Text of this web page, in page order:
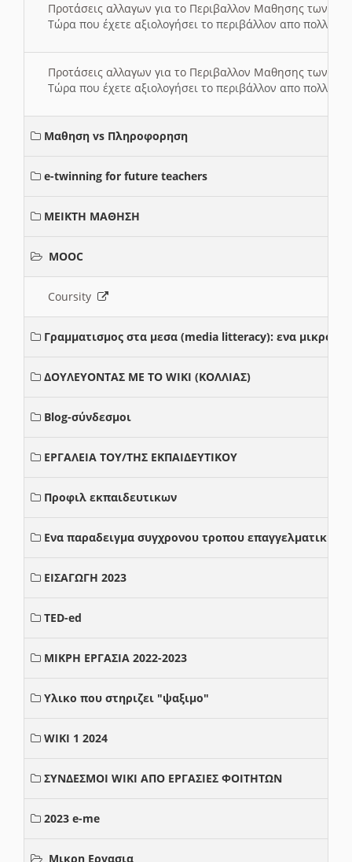
Προτάσεις αλλαγων για το Περιβαλλον Μαθησης των
Τώρα που έχετε αξιολογήσει το περιβάλλον απο πολλές
Προτάσεις αλλαγων για το Περιβαλλον Μαθησης των
Τώρα που έχετε αξιολογήσει το περιβάλλον απο πολλές
Μαθηση vs Πληροφορηση
e-twinning for future teachers
ΜΕΙΚΤΗ ΜΑΘΗΣΗ
MOOC
Coursity
Γραμματισμος στα μεσα (media litteracy): ενα μικρο
ΔΟΥΛΕΥΟΝΤΑΣ ΜΕ ΤΟ WIKI (ΚΟΛΛΙΑΣ)
Blog-σύνδεσμοι
ΕΡΓΑΛΕΙΑ ΤΟΥ/ΤΗΣ ΕΚΠΑΙΔΕΥΤΙΚΟΥ
Προφιλ εκπαιδευτικων
Ενα παραδειγμα συγχρονου τροπου επαγγελματικης
ΕΙΣΑΓΩΓΗ 2023
TED-ed
ΜΙΚΡΗ ΕΡΓΑΣΙΑ 2022-2023
Υλικο που στηριζει "ψαξιμο"
WIKI 1 2024
ΣΥΝΔΕΣΜΟΙ WIKI ΑΠΟ ΕΡΓΑΣΙΕΣ ΦΟΙΤΗΤΩΝ
2023 e-me
Μικρη Εργασια